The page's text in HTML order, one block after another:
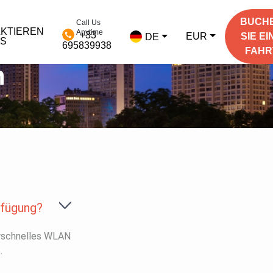
Call Us
Anytime
+33
695839938
DE EUR
SIE
WLAN